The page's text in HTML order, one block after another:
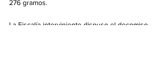
276 gramos.
La Fiscalía interviniente dispuso el decomiso